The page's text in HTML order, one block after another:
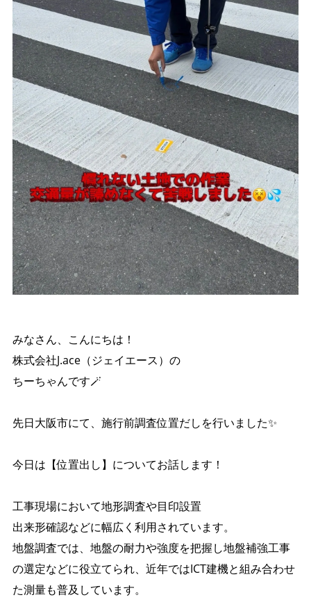
みなさん、こんにちは！
株式会社J.ace（ジェイエース）の
ちーちゃんです🪄
先日大阪市にて、施行前調査位置だしを行いました✨️
今日は【位置出し】についてお話します！
工事現場において地形調査や目印設置
出来形確認などに幅広く利用されています。
地盤調査では、地盤の耐力や強度を把握し地盤補強工事
の選定などに役立てられ、近年ではICT建機と組み合わせ
た測量も普及しています。